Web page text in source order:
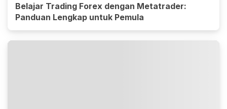
Belajar Trading Forex dengan Metatrader:
Panduan Lengkap untuk Pemula